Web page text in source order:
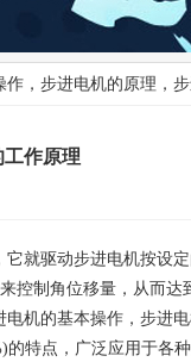
作，步进电机的原理，
作原理
就驱动步进电机按设
控制角位移量，从而达
机的基本操作，步进
特点，广泛应用于各种